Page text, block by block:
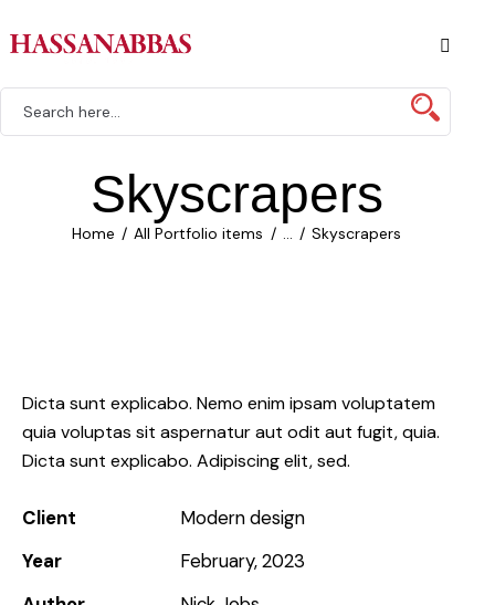
Skyscrapers
Home All Portfolio items ... Skyscrapers
Dicta sunt explicabo. Nemo enim ipsam voluptatem
quia voluptas sit aspernatur aut odit aut fugit, quia.
Dicta sunt explicabo. Adipiscing elit, sed.
Client
Modern design
Year
February, 2023